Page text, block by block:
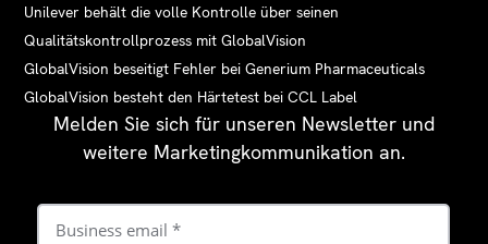
Unilever behält die volle Kontrolle über seinen
Qualitätskontrollprozess mit GlobalVision
GlobalVision beseitigt Fehler bei Generium Pharmaceuticals
GlobalVision besteht den Härtetest bei CCL Label
Melden Sie sich für unseren Newsletter und
weitere Marketingkommunikation an.